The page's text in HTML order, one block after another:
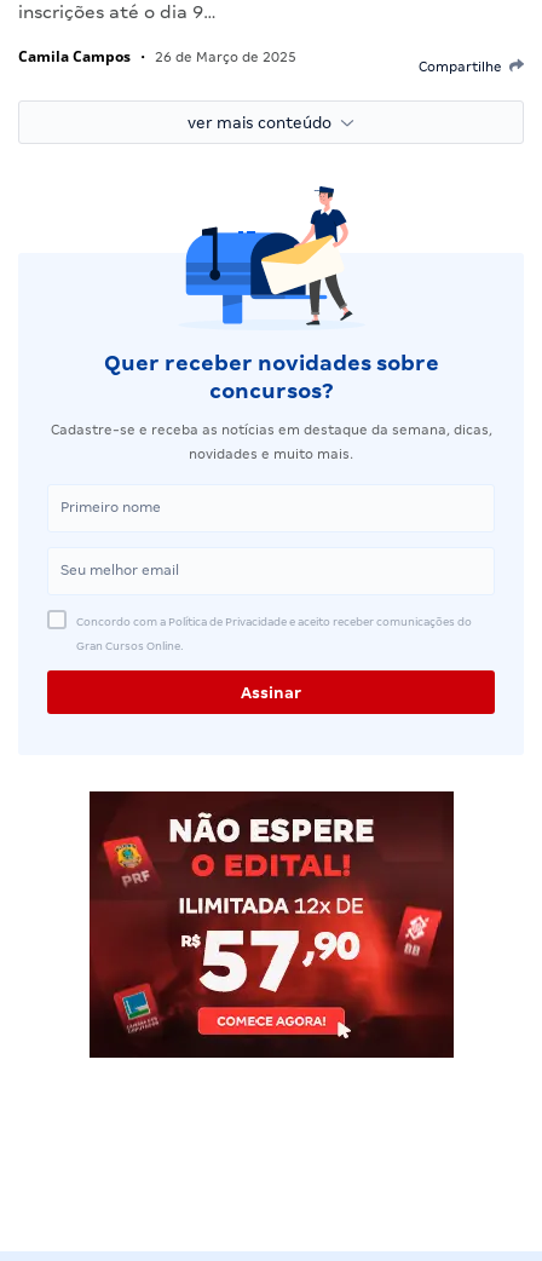
inscrições até o dia 9…
Camila Campos • 26 de Março de 2025
Compartilhe
ver mais conteúdo
Quer receber novidades sobre
concursos?
Cadastre-se e receba as notícias em destaque da semana, dicas,
novidades e muito mais.
Concordo com a Política de Privacidade e aceito receber comunicações do
Gran Cursos Online.